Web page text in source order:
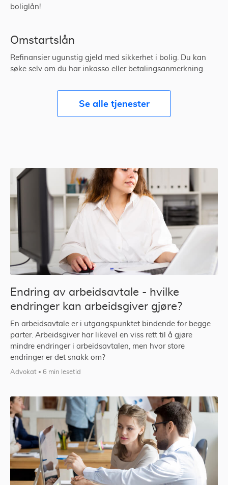
boliglån!
Omstartslån
Refinansier ugunstig gjeld med sikkerhet i bolig. Du kan
søke selv om du har inkasso eller betalingsanmerkning.
Se alle tjenester
Endring av arbeidsavtale - hvilke
endringer kan arbeidsgiver gjøre?
En arbeidsavtale er i utgangspunktet bindende for begge
parter. Arbeidsgiver har likevel en viss rett til å gjøre
mindre endringer i arbeidsavtalen, men hvor store
endringer er det snakk om?
Advokat 6 min lesetid